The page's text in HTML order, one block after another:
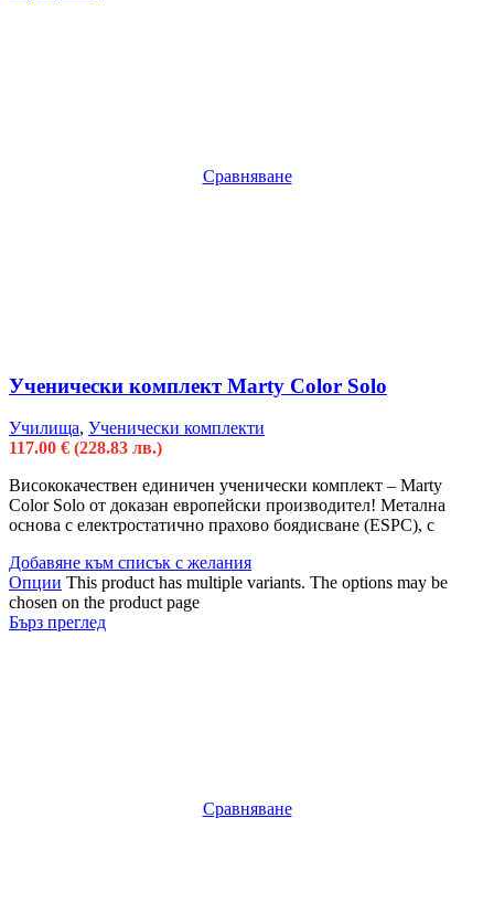
Сравняване
Ученически комплект Marty Color Solo
Училища, Ученически комплекти
117.00 € (228.83 лв.)
Висококачествен единичен ученически комплект – Marty
Color Solo от доказан европейски производител! Метална
основа с електростатично прахово боядисване (ESPC), с
Добавяне към списък с желания
Опции This product has multiple variants. The options may be
chosen on the product page
Бърз преглед
Сравняване